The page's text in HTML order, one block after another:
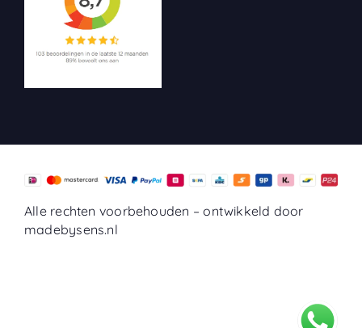
Alle rechten voorbehouden –ontwikkeld door
madebysens.nl